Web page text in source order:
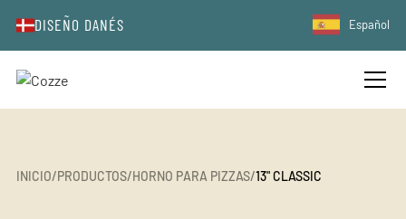
DISEÑO DANÉS Español
INICIO/PRODUCTOS/HORNO PARA PIZZAS/13" CLASSIC